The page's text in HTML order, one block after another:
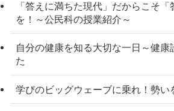
「答えに満ちた現代」だからこそ「
を！～公民科の授業紹介～
自分の健康を知る大切な一日～健康
た
学びのビッグウェーブに乗れ！勢い